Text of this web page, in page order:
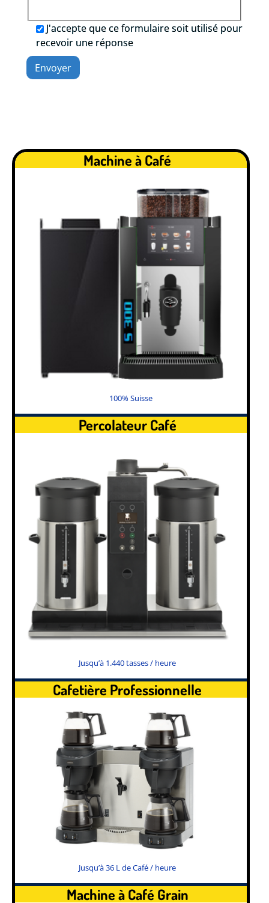
J'accepte que ce formulaire soit utilisé pour
recevoir une réponse
Machine à Café
100% Suisse
Percolateur Café
Jusqu’à 1.440 tasses / heure
Cafetière Professionnelle
Jusqu’à 36 L de Café / heure
Machine à Café Grain